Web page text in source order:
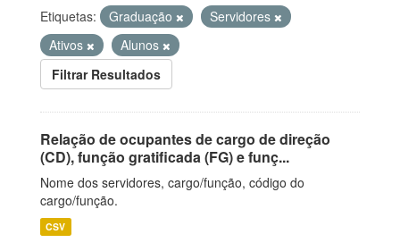
Etiquetas: Graduação
Servidores
Ativos
Alunos
Filtrar Resultados
Relação de ocupantes de cargo de direção
(CD), função gratificada (FG) e funç...
Nome dos servidores, cargo/função, código do
cargo/função.
CSV